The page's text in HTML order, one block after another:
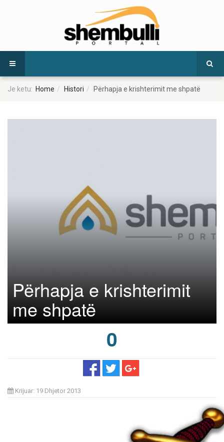
Je ketu: Home Histori Përhapja e krishterimit me shpatë
Përhapja e krishterimit
me shpatë
0
Krijuar: 19 Dhjetor 2013